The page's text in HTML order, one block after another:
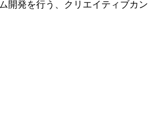
開発を行う、 クリエイティブカ